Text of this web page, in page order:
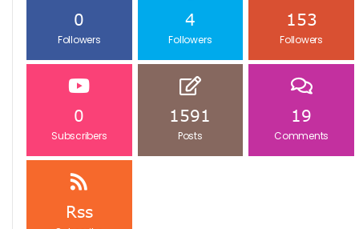
0
Followers
4
Followers
153
Followers
0
Subscribers
1591
Posts
19
Comments
Rss